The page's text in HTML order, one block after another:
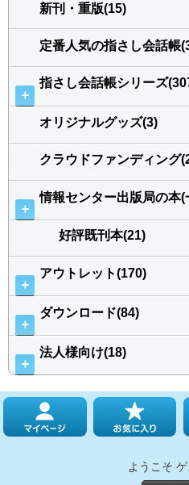
新刊・重版(15)
定番人気の指さし会話帳
＋
指さし会話帳シリーズ
オリジナルグッズ(3)
クラウドファンディング
＋
情報センター出版局の本(
好評既刊本(21)
＋
アウトレット(170)
＋
ダウンロード(84)
＋
法人様向け(18)
ようこそ